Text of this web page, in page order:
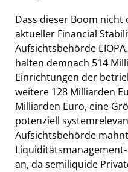
Dass dieser Boom nicht
aktueller Financial
Aufsichtsbehörde
halten demnach 514
Einrichtungen der
weitere 128 Milliarden
Milliarden Euro, eine
potenziell
Aufsichtsbehörde
an, da semiliquide